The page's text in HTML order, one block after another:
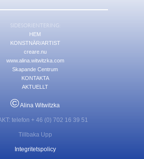
SIDESORIENTERING:
HEM
KONSTNÄR/ARTIST
creare.nu
www.alina.witwitzka.com
Skapande Centrum
KONTAKTA
AKTUELLT
©Alina Witwitzka
telefon + 46 (0) 702 16 39 51
Tillbaka Upp
Integritetspolicy